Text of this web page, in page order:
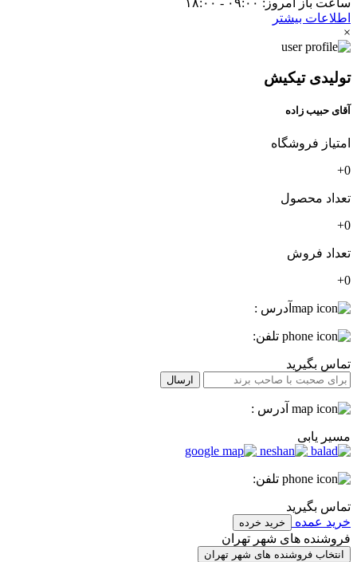
ساعت باز امروز: ۰۹:۰۰ - ۱۸:۰۰
اطلاعات بیشتر
×
تولیدی تیکیش
آقای حبیب زاده
امتیاز فروشگاه
0+
تعداد محصول
0+
تعداد فروش
0+
آدرس :
تلفن:
تماس بگیرید
ارسال
آدرس :
مسیر یابی
تلفن:
تماس بگیرید
خرید عمده
خرید خرده
فروشنده های شهر تهران
انتخاب فروشنده های شهر تهران